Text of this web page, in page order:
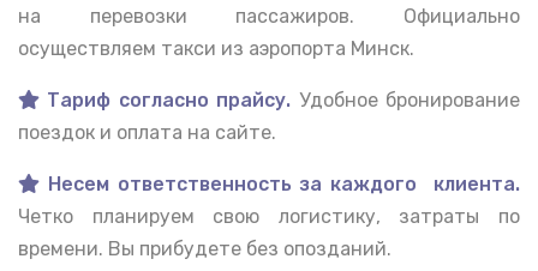
на перевозки пассажиров. Официально
осуществляем такси из аэропорта Минск.
Тариф согласно прайсу. Удобное бронирование
поездок и оплата на сайте.
Несем ответственность за каждого клиента.
Четко планируем свою логистику, затраты по
времени. Вы прибудете без опозданий.